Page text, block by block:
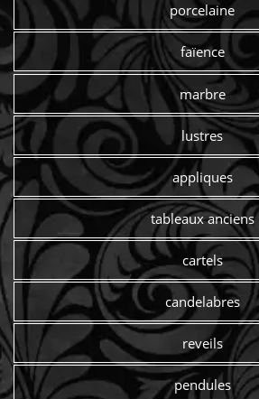
porcelaine
faïence
marbre
lustres
appliques
tableaux anciens
cartels
candelabres
reveils
pendules